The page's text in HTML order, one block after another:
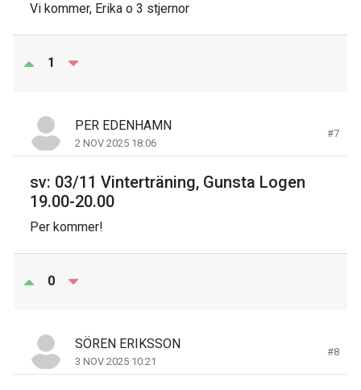
Vi kommer, Erika o 3 stjernor
1
PER EDENHAMN
2 NOV 2025 18:06
#7
sv: 03/11 Vinterträning, Gunsta Logen
19.00-20.00
Per kommer!
0
SÖREN ERIKSSON
3 NOV 2025 10:21
#8